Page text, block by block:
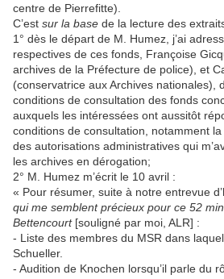
centre de Pierrefitte).
C’est sur la base de la lecture des
1° dès le départ de M. Humez, j’ai
respectives de ces fonds, Françoise
archives de la Préfecture de police), et
(conservatrice aux Archives nationales),
conditions de consultation des fonds
auxquels les intéressées ont aussitôt
conditions de consultation, notamment
des autorisations administratives qui
les archives en dérogation;
2° M. Humez m’écrit le 10 avril :
« Pour résumer, suite à notre entrevue
qui me semblent précieux pour ce 52
Bettencourt[souligné par moi, ALR] :
‑ Liste des membres du MSR dans
Schueller.
‑ Audition de Knochen lorsqu’il parle du